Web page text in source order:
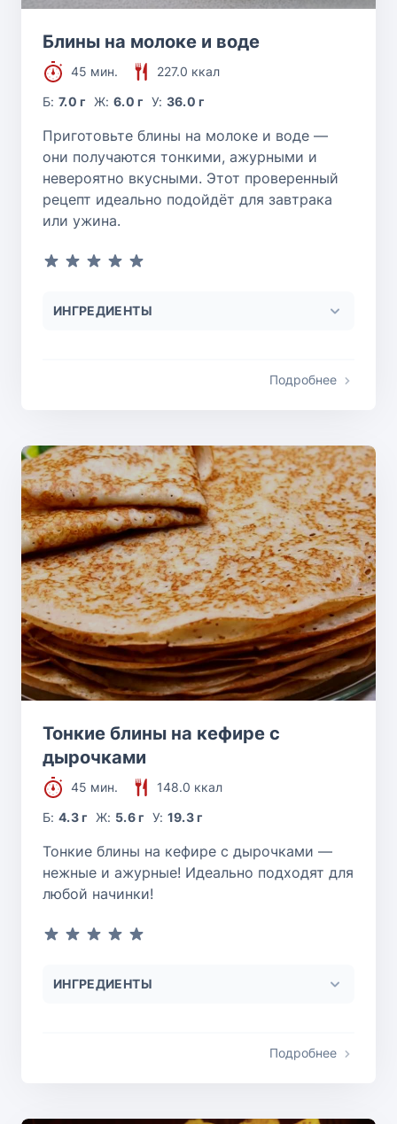
Блины на молоке и воде
45 мин.
227.0 ккал
Б:7.0 г Ж: 6.0 г У: 36.0 г
Приготовьте блины на молоке и воде —
они получаются тонкими, ажурными и
невероятно вкусными. Этот проверенный
рецепт идеально подойдёт для завтрака
или ужина.
ИНГРЕДИЕНТЫ
Подробнее
Тонкие блины на кефире с
дырочками
45 мин.
148.0 ккал
Б:4.3 г Ж: 5.6 г У: 19.3 г
Тонкие блины на кефире с дырочками —
нежные и ажурные! Идеально подходят для
любой начинки!
ИНГРЕДИЕНТЫ
Подробнее